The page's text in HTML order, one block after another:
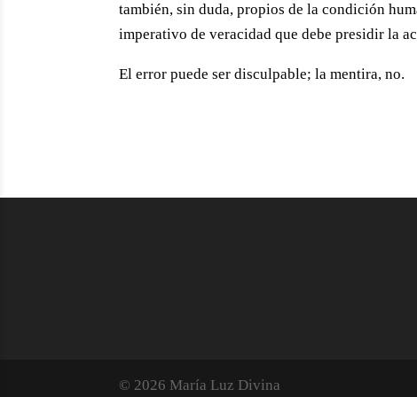
también, sin duda, propios de la condición
imperativo de veracidad que debe presidir la
El error puede ser disculpable; la mentira, no.
© 2026 María Luz Divina